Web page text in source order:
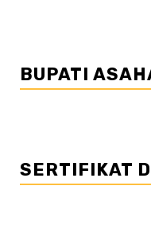
BUPATI
SERTIFIKAT